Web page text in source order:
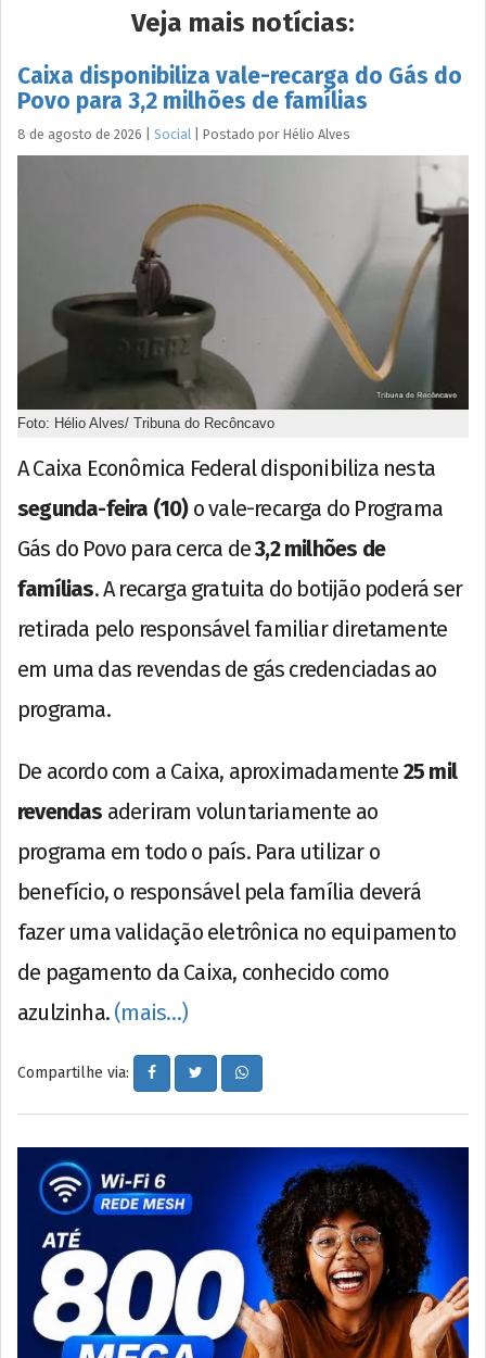
Veja mais notícias:
Caixa disponibiliza vale-recarga do Gás do
Povo para 3,2 milhões de famílias
8 de agosto de 2026 Social Postado por Hélio Alves
Foto: Hélio Alves/ Tribuna do Recôncavo
A Caixa Econômica Federal disponibiliza nesta
segunda-feira (10)o vale-recarga do Programa
Gás do Povo para cerca de3,2 milhões de
famílias. A recarga gratuita do botijão poderá ser
retirada pelo responsável familiar diretamente
em uma das revendas de gás credenciadas ao
programa.
De acordo com a Caixa, aproximadamente 25 mil
revendas aderiram voluntariamente ao
programa em todo o país. Para utilizar o
benefício, o responsável pela família deverá
fazer uma validação eletrônica no equipamento
de pagamento da Caixa, conhecido como
azulzinha. (mais…)
Compartilhe via: